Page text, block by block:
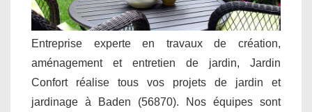
Entreprise experte en travaux de création,
aménagement et entretien de jardin, Jardin
Confort réalise tous vos projets de jardin et
jardinage à Baden (56870). Nos équipes sont